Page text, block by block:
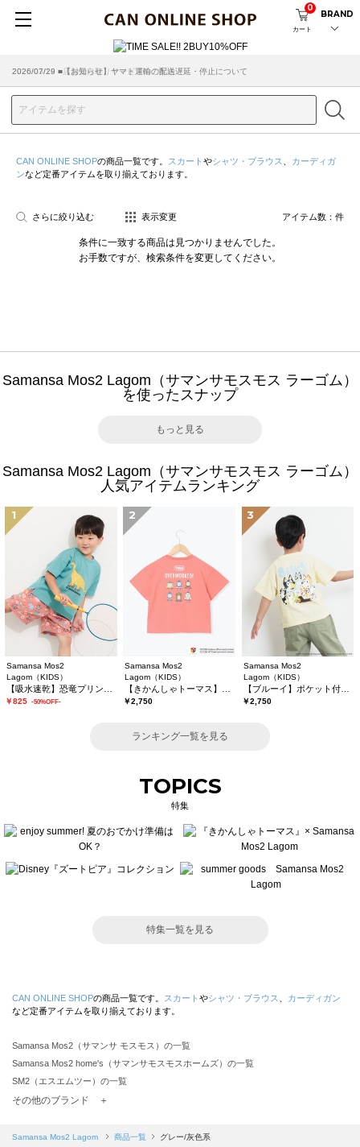
カート
0
BRAND
2026/07/29 ■【お知らせ】ヤマト運輸の配送遅延・停止について
2026/03/18 ■店舗受け取りサービスのご案内
CAN ONLINE SHOPの商品一覧です。 スカート やシャツ・ブラウス
カーディガ
ンなど定番アイテムを取り揃えております。
さらに絞り込む 表示変更 アイテム数： 件
条件に一致する商品は見つかりませんでした。
お手数ですが、検索条件を変更してください。
Samansa Mos2 Lagom（サマンサモスモス ラーゴム）
を使ったスナップ
もっと見る
Samansa Mos2 Lagom（サマンサモスモス ラーゴム）
人気アイテムランキング
1
Samansa Mos2
Lagom（KIDS）
￥825 -50%OFF-
2
Samansa Mos2
Lagom（KIDS）
￥2,750
3
Samansa Mos2
Lagom（KIDS）
【ブルーイ】ポケット付きプリントTシャツ
￥2,750
ランキング一覧を見る
TOPICS
特集
特集一覧を見る
CAN ONLINE SHOPの商品一覧です。 スカート やシャツ・ブラウス
カーディガン
など定番アイテムを取り揃えております。
Samansa Mos2（サマンサ モスモス）の一覧
Samansa Mos2 home's（サマンサモスモスホームズ）の一覧
SM2（エスエムツー）の一覧
TSUHARU by Samansa Mos2（ツハルバイサマンサモスモス）の一覧
Samansa Mos2 blue（サマンサモスモス ブルー）の一覧
その他のブランド ＋
Samansa Mos2 Lagom 商品一覧 グレー/灰色系